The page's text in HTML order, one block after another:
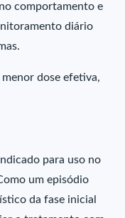
comportamento e
diário
dose efetiva,
para uso no
um episódio
da fase inicial